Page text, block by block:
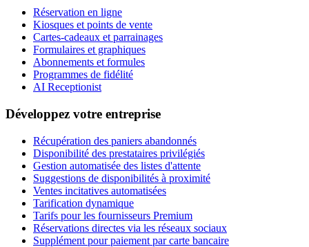
Réservation en ligne
Kiosques et points de vente
Cartes-cadeaux et parrainages
Formulaires et graphiques
Abonnements et formules
Programmes de fidélité
AI Receptionist
Développez votre entreprise
Récupération des paniers abandonnés
Disponibilité des prestataires privilégiés
Gestion automatisée des listes d'attente
Suggestions de disponibilités à proximité
Ventes incitatives automatisées
Tarification dynamique
Tarifs pour les fournisseurs Premium
Réservations directes via les réseaux sociaux
Supplément pour paiement par carte bancaire